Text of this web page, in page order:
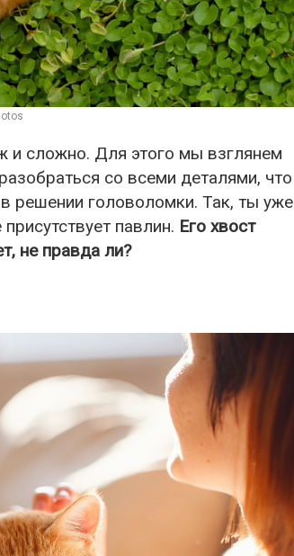
и сложно. Для этого мы взглянем
со всеми деталями, что
решении головоломки. Так, ты уже
павлин. Его хвост
не правда ли?